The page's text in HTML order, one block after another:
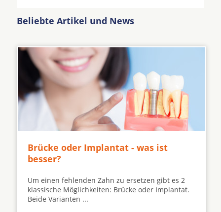
Beliebte Artikel und News
Brücke oder Implantat - was ist
besser?
Um einen fehlenden Zahn zu ersetzen gibt es 2
klassische Möglichkeiten: Brücke oder Implantat.
Beide Varianten ...